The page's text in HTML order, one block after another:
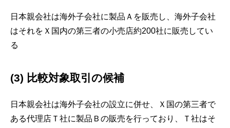
日本親会社は海外子会社に製品Ａを販売し、海外子会社
はそれをＸ国内の第三者の小売店約200社に販売してい
る
(3) 比較対象取引の候補
日本親会社は海外子会社の設立に併せ、Ｘ国の第三者で
ある代理店Ｔ社に製品Ｂの販売を行っており、Ｔ社はそ